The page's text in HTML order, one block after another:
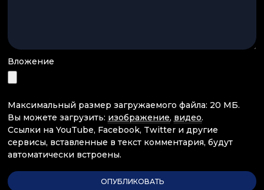
Вложение
Максимальный размер загружаемого файла: 20 МБ.
Вы можете загрузить: изображение, видео.
Ссылки на YouTube, Facebook, Twitter и другие
сервисы, вставленные в текст комментария, будут
автоматически встроены.